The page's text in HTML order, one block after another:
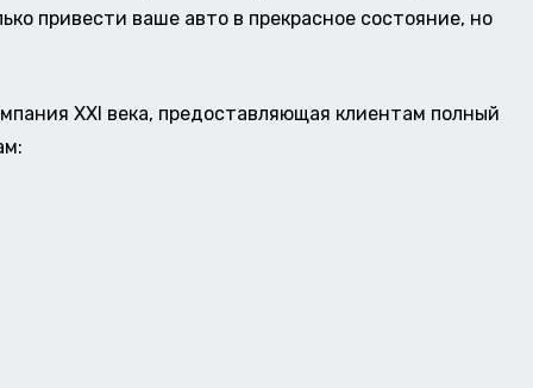
привести ваше авто в прекрасное состояние, но
XXI века, предоставляющая клиентам полный